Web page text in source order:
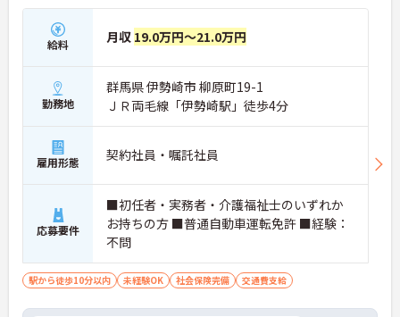
給料 月収 19.0万円～21.0万円
勤務地
群馬県 伊勢崎市 柳原町19-1
ＪＲ両毛線「伊勢崎駅」徒歩4分
雇用形態 契約社員・嘱託社員
応募要件
■初任者・実務者・介護福祉士のいずれか
お持ちの方 ■普通自動車運転免許 ■経験：
不問
駅から徒歩10分以内 未経験OK 社会保険完備 交通費支給